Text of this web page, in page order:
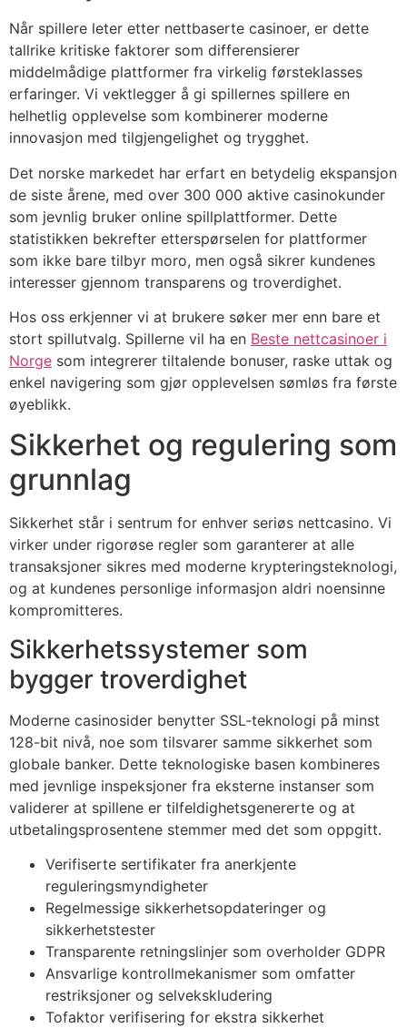
panel
panel
panel
panel
panel
panel
panel
panel
panel
panel
panel
panel
panel
panel
panel
panel
panel
panel
Panel
Panel
oku
Panel
Panel
panel
Når spillere leter etter nettbaserte casinoer, er dette
tallrike kritiske faktorer som differensierer
middelmådige plattformer fra virkelig førsteklasses
erfaringer. Vi vektlegger å gi spillernes spillere en
helhetlig opplevelse som kombinerer moderne
innovasjon med tilgjengelighet og trygghet.
Det norske markedet har erfart en betydelig ekspansjon
de siste årene, med over 300 000 aktive casinokunder
som jevnlig bruker online spillplattformer. Dette
statistikken bekrefter etterspørselen for plattformer
som ikke bare tilbyr moro, men også sikrer kundenes
interesser gjennom transparens og troverdighet.
Hos oss erkjenner vi at brukere søker mer enn bare et
stort spillutvalg. Spillerne vil ha en Beste nettcasinoer i
Norge som integrerer tiltalende bonuser, raske uttak og
enkel navigering som gjør opplevelsen sømløs fra første
øyeblikk.
Sikkerhet og regulering som
grunnlag
Sikkerhet står i sentrum for enhver seriøs nettcasino. Vi
virker under rigorøse regler som garanterer at alle
transaksjoner sikres med moderne krypteringsteknologi,
og at kundenes personlige informasjon aldri noensinne
kompromitteres.
Sikkerhetssystemer som
bygger troverdighet
Moderne casinosider benytter SSL-teknologi på minst
128-bit nivå, noe som tilsvarer samme sikkerhet som
globale banker. Dette teknologiske basen kombineres
med jevnlige inspeksjoner fra eksterne instanser som
validerer at spillene er tilfeldighetsgenererte og at
utbetalingsprosentene stemmer med det som oppgitt.
Verifiserte sertifikater fra anerkjente
reguleringsmyndigheter
Regelmessige sikkerhetsopdateringer og
sikkerhetstester
Transparente retningslinjer som overholder GDPR
Ansvarlige kontrollmekanismer som omfatter
restriksjoner og selvekskludering
Tofaktor verifisering for ekstra sikkerhet